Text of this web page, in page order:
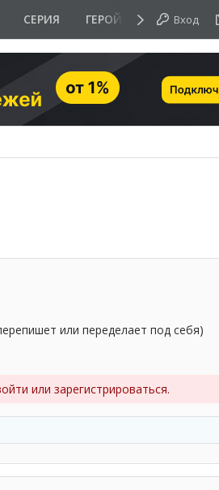
СЕРИЯ ГЕРОЙ ДНЯ Вход
или переделает под себя)
или зарегистрироваться.